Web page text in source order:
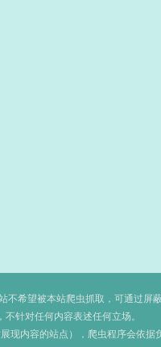
希望被本站爬虫抓取，可通过屏
针对任何内容表述任何立场。
内容的站点），爬虫程序会依据